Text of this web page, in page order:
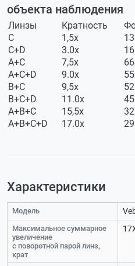
объекта наблюдения
Линзы Кратность
C
1,5x
C+D
3.0x
A+C
7,5x
A+C+D
9.0x
B+C
9,5x
B+C+D
11.0x
A+B+C
15,5x
A+B+C+D
17.0x
Характеристики
Модель
Максимальное суммарное
увеличение
с поворотной парой линз,
крат